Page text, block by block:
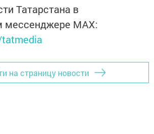
Татарстана в
мессенджере MАХ:
на страницу новости